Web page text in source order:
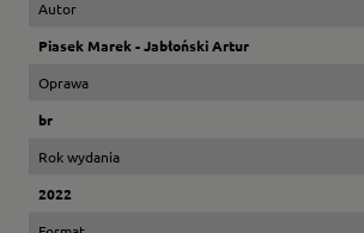
Autor
Piasek Marek - Jabłoński Artur
Oprawa
br
Rok wydania
2022